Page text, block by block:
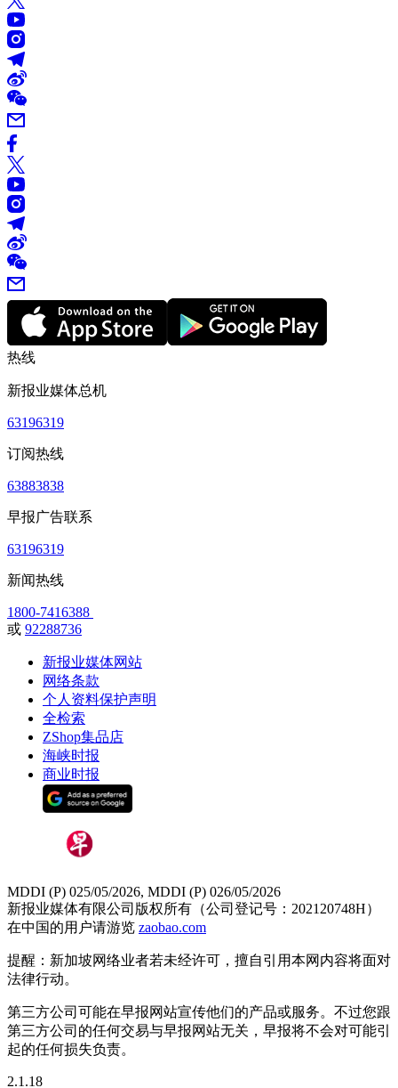
热线
新报业媒体总机
63196319
订阅热线
63883838
早报广告联系
63196319
新闻热线
1800-7416388
或 92288736
新报业媒体网站
网络条款
个人资料保护声明
全检索
ZShop集品店
海峡时报
商业时报
MDDI (P) 025/05/2026, MDDI (P) 026/05/2026
新报业媒体有限公司版权所有（公司登记号：202120748H）
在中国的用户请游览 zaobao.com
提醒：新加坡网络业者若未经许可，擅自引用本网内容将面对
法律行动。
第三方公司可能在早报网站宣传他们的产品或服务。不过您跟
第三方公司的任何交易与早报网站无关，早报将不会对可能引
起的任何损失负责。
2.1.18